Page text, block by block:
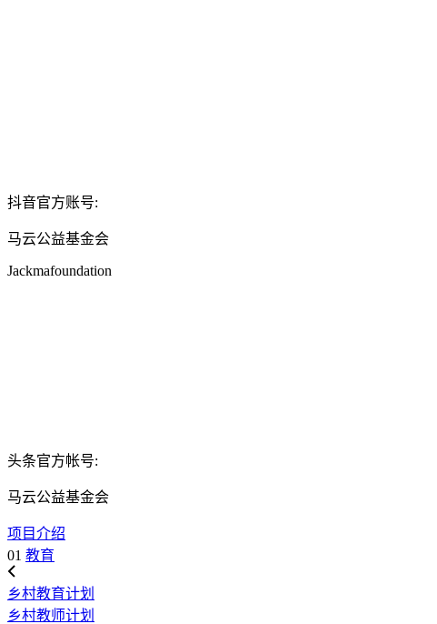
抖音官方账号:
马云公益基金会
Jackmafoundation
头条官方帐号:
马云公益基金会
项目介绍
01 教育
乡村教育计划
乡村教师计划